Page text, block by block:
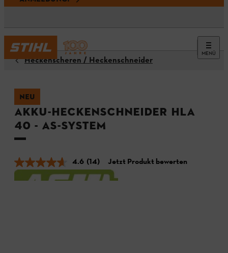
MENÜ
Heckenscheren / Heckenschneider
NEU
Akku-Heckenschneider HLA
40 - AS-System
4.6 (14) Jetzt Produkt bewerten